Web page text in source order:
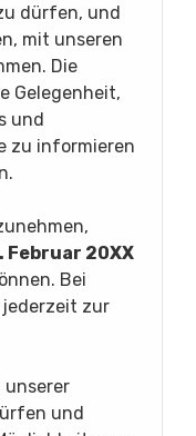
dürfen, und
mit unseren
Die
Gelegenheit,
und
zu informieren
Februar 20XX
Bei
zur
unserer
und